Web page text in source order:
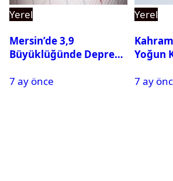
Yerel
Mersin’de 3,9
Büyüklüğünde Deprem
7 ay önce
Yerel
Yoğun
Tatil
7 ay